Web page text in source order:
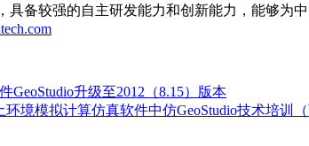
具备较强的自主研发能力和创新能力，能够
GeoStudio升级至2012（8.15）版本
境模拟计算仿真软件中仿GeoStudio技术培训（